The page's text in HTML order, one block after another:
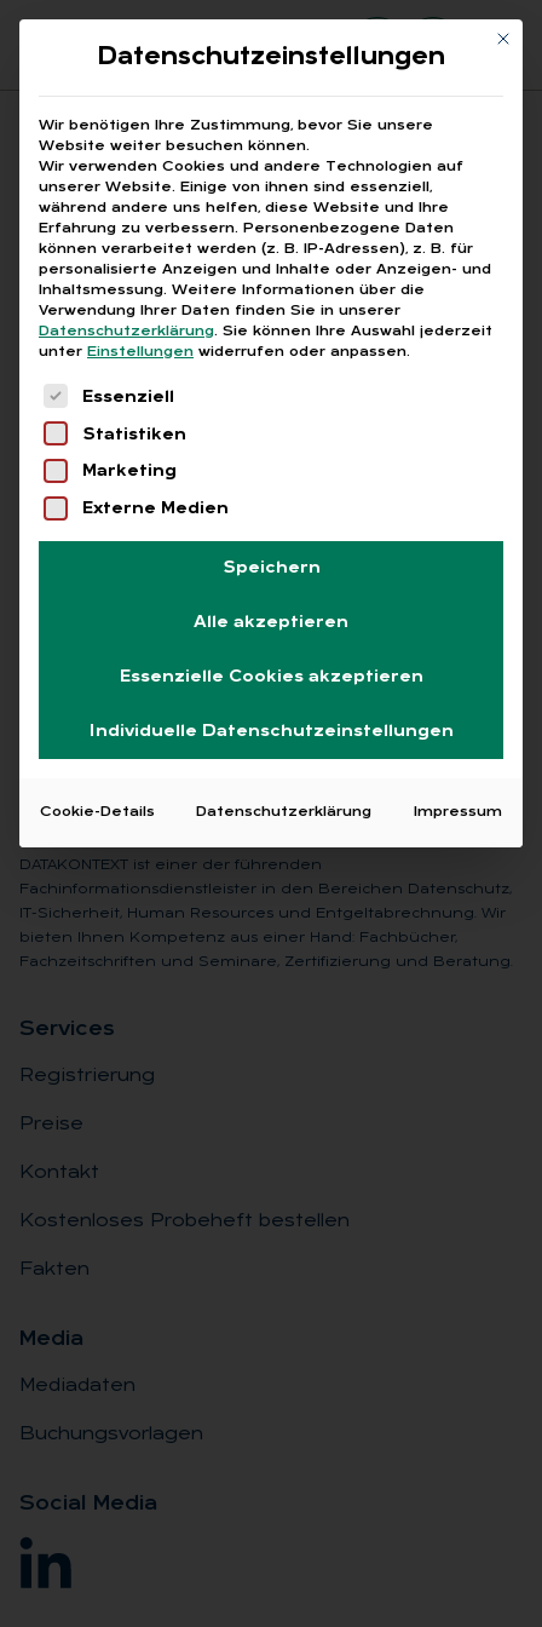
Suchfeld
Suchen
Breadcrumb-Navigation
STARTSEITE KRANKEN-
Alle Bei­trä­ge mit dem
Schlag­wort „Kran­ken-“
Alle
Keine Beiträge gefunden
DATAKONTEXT ist einer der führenden
Fachinformationsdienstleister in den Bereichen Datenschutz,
IT-Sicherheit, Human Resources und Entgeltabrechnung. Wir
bieten Ihnen Kompetenz aus einer Hand: Fachbücher,
Fachzeitschriften und Seminare, Zertifizierung und Beratung.
Ser­vices
Registrierung
Preise
Kontakt
Kostenloses Probeheft bestellen
Fakten
Me­dia
Mediadaten
Buchungsvorlagen
So­ci­al Me­dia
Mit
Datenschutzeinstellungen
Wir benötigen Ihre Zustimmung, bevor Sie unsere
Website weiter besuchen können.
Wir verwenden Cookies und andere Technologien auf
unserer Website. Einige von ihnen sind essenziell,
während andere uns helfen, diese Website und Ihre
Erfahrung zu verbessern. Personenbezogene Daten
können verarbeitet werden (z. B. IP-Adressen), z. B. für
personalisierte Anzeigen und Inhalte oder Anzeigen- und
Inhaltsmessung. Weitere Informationen über die
Verwendung Ihrer Daten finden Sie in unserer
Datenschutzerklärung. Sie können Ihre Auswahl jederzeit
unter Einstellungen widerrufen oder anpassen.
Es folgt eine Liste der Service-Gruppen, für
Essenziell
Statistiken
Marketing
Externe Medien
Speichern
Alle akzeptieren
Essenzielle Cookies akzeptieren
Individuelle Datenschutzeinstellungen
Cookie-Details Datenschutzerklärung Impressum